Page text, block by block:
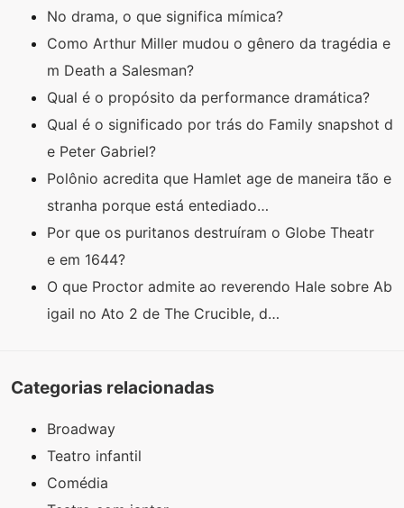
No drama, o que significa mímica?
Como Arthur Miller mudou o gênero da tragédia e
m Death a Salesman?
Qual é o propósito da performance dramática?
Qual é o significado por trás do Family snapshot d
e Peter Gabriel?
Polônio acredita que Hamlet age de maneira tão e
stranha porque está entediado…
Por que os puritanos destruíram o Globe Theatr
e em 1644?
O que Proctor admite ao reverendo Hale sobre Ab
igail no Ato 2 de The Crucible, d…
Categorias relacionadas
Broadway
Teatro infantil
Comédia